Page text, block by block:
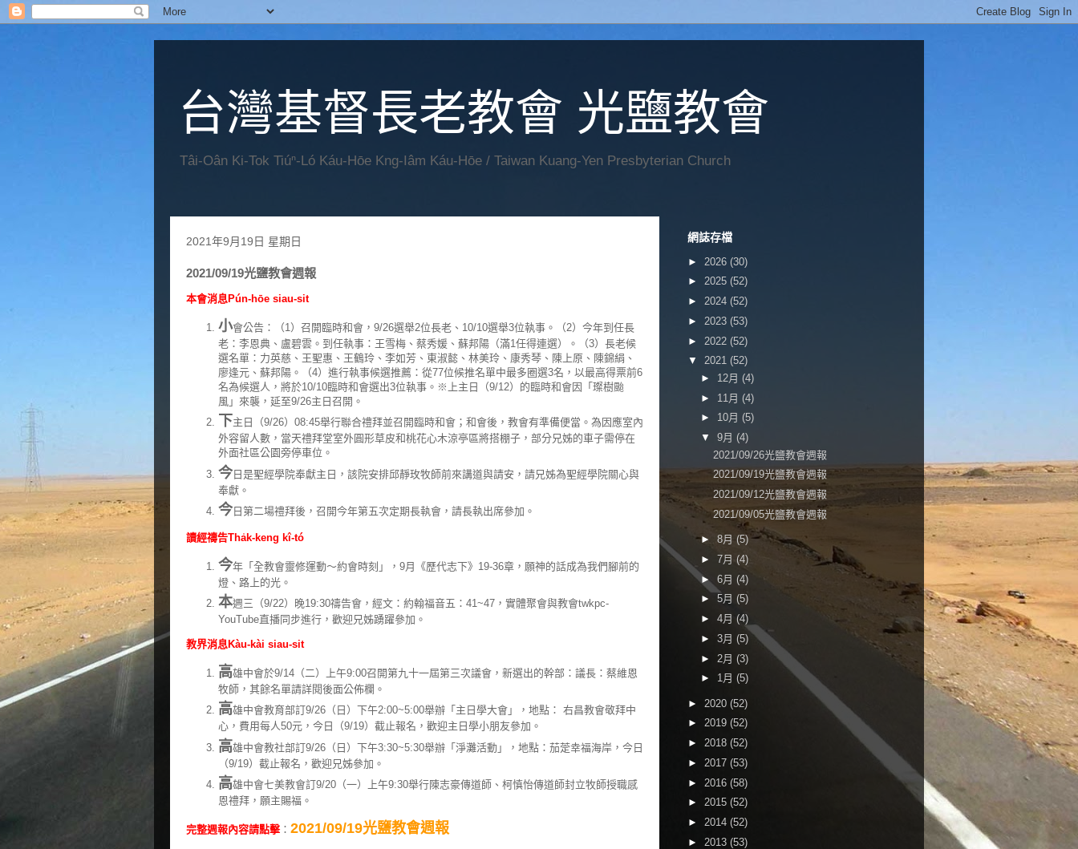
台灣基督長老教會 光鹽教會
Tâi-Oân Ki-Tok Tiúⁿ-Ló Káu-Hōe Kng-Iâm Káu-Hōe / Taiwan Kuang-Yen Presbyterian Church
2021年9月19日 星期日
2021/09/19光鹽教會週報
本會消息Pún-hōe siau-sit
小會公告：（1）召開臨時和會，9/26選舉2位長老、10/10選舉3位執事。（2）今年到任長
老：李恩典、盧碧雲。到任執事：王雪梅、蔡秀媛、蘇邦陽（滿1任得連選）。（3）長老候
選名單：力英慈、王聖惠、王鶴玲、李如芳、東淑懿、林美玲、康秀琴、陳上原、陳錦絹、
廖逢元、蘇邦陽。（4）進行執事候選推薦：從77位候推名單中最多圈選3名，以最高得票前6
名為候選人，將於10/10臨時和會選出3位執事。※上主日（9/12）的臨時和會因「璨樹颱
風」來襲，延至9/26主日召開。
下主日（9/26）08:45舉行聯合禮拜並召開臨時和會；和會後，教會有準備便當。為因應室內
外容留人數，當天禮拜堂室外圓形草皮和桃花心木涼亭區將搭棚子，部分兄姊的車子需停在
外面社區公園旁停車位。
今日是聖經學院奉獻主日，該院安排邱靜玫牧師前來講道與請安，請兄姊為聖經學院關心與
奉獻。
今日第二場禮拜後，召開今年第五次定期長執會，請長執出席參加。
讀經禱告Tha̍k-keng kî-tó
今年「全教會靈修運動～約會時刻」，9月《歷代志下》19-36章，願神的話成為我們腳前的
燈、路上的光。
本週三（9/22）晚19:30禱告會，經文：約翰福音五：41~47，實體聚會與教會twkpc-
YouTube直播同步進行，歡迎兄姊踴躍參加。
教界消息Kàu-kài siau-sit
高雄中會於9/14（二）上午9:00召開第九十一屆第三次議會，新選出的幹部：議長：蔡維恩
牧師，其餘名單請詳閱後面公佈欄。
高雄中會教育部訂9/26（日）下午2:00~5:00舉辦「主日學大會」，地點： 右昌教會敬拜中
心，費用每人50元，今日（9/19）截止報名，歡迎主日學小朋友參加。
高雄中會教社部訂9/26（日）下午3:30~5:30舉辦「淨灘活動」，地點：茄萣幸福海岸，今日
（9/19）截止報名，歡迎兄姊參加。
高雄中會七美教會訂9/20（一）上午9:30舉行陳志豪傳道師、柯慎怡傳道師封立牧師授職感
恩禮拜，願主賜福。
完整週報內容請點擊： 2021/09/19光鹽教會週報
網誌存檔
► 2026 (30)
► 2025 (52)
► 2024 (52)
► 2023 (53)
► 2022 (52)
▼ 2021 (52)
► 12月 (4)
► 11月 (4)
► 10月 (5)
▼ 9月 (4)
2021/09/26光鹽教會週報
2021/09/19光鹽教會週報
2021/09/12光鹽教會週報
2021/09/05光鹽教會週報
► 8月 (5)
► 7月 (4)
► 6月 (4)
► 5月 (5)
► 4月 (4)
► 3月 (5)
► 2月 (3)
► 1月 (5)
► 2020 (52)
► 2019 (52)
► 2018 (52)
► 2017 (53)
► 2016 (58)
► 2015 (52)
► 2014 (52)
► 2013 (53)